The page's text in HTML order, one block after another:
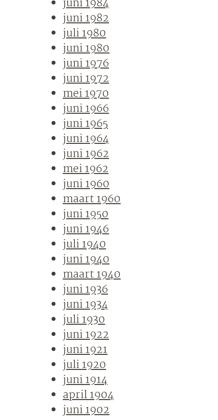
juni 1984
juni 1982
juli 1980
juni 1980
juni 1976
juni 1972
mei 1970
juni 1966
juni 1965
juni 1964
juni 1962
mei 1962
juni 1960
maart 1960
juni 1950
juni 1946
juli 1940
juni 1940
maart 1940
juni 1936
juni 1934
juli 1930
juni 1922
juni 1921
juli 1920
juni 1914
april 1904
juni 1902